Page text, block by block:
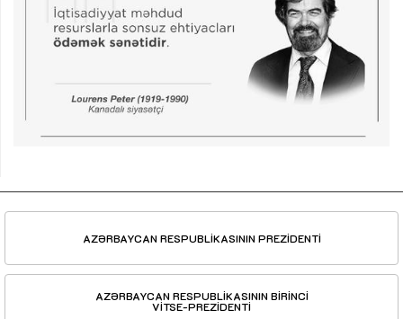
AZƏRBAYCAN RESPUBLİKASININ PREZİDENTİ
AZƏRBAYCAN RESPUBLİKASININ BİRİNCİ
VİTSE-PREZİDENTİ